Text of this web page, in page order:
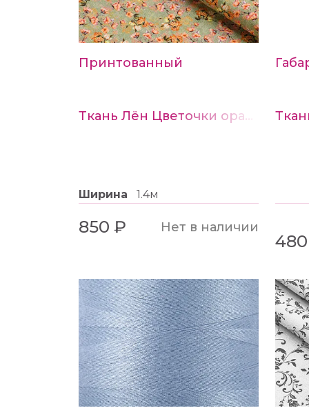
Принтованный
Ткань Лён Цветочки оранжевые на оливковом
Ширина 1.4м
850 ₽ Нет в наличии